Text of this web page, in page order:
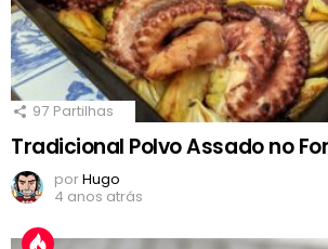
97 Partilhas
Tradicional Polvo Assado no
porHugo
4 anos atrás